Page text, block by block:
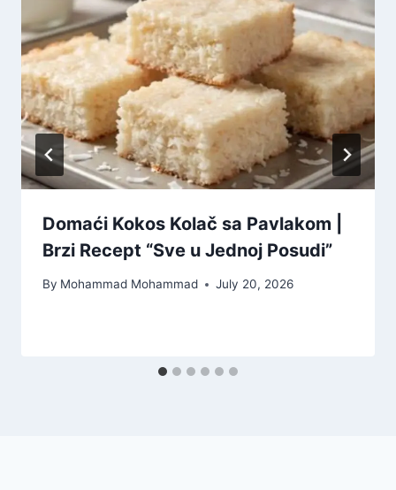
Domaći Kokos Kolač sa Pavlakom |
Brzi Recept “Sve u Jednoj Posudi”
By Mohammad Mohammad July 20, 2026